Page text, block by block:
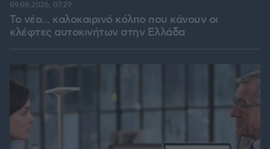
Το νέο... καλοκαιρινό κόλπο που κάνουν οι
κλέφτες αυτοκινήτων στην Ελλάδα
09.08.2026, 07:29